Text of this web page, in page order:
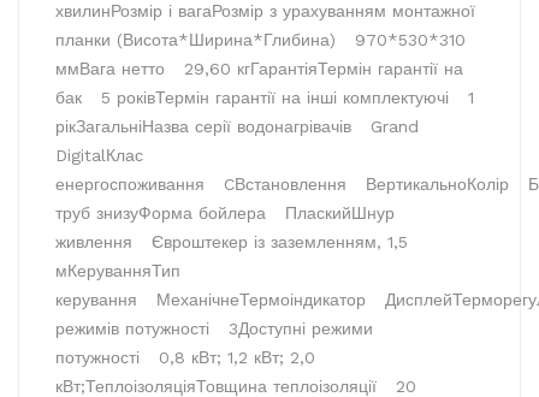
хвилинРозмір і вагаРозмір з урахуванням монтажної
планки (Висота*Ширина*Глибина)
970*530*310
ммВага нетто 29,60 кгГарантіяТермін гарантії на
бак
5 роківТермін гарантії на інші комплектуючі
1
рікЗагальніНазва серії водонагрівачів
Grand
DigitalКлас
енергоспоживання
CВстановлення ВертикальноКолір
труб знизуФорма бойлера ПласкийШнур
живлення
Євроштекер із заземленням, 1,5
мКеруванняТип
керування
МеханічнеТермоіндикатор Дисплей
режимів потужності
3Доступні режими
потужності
0,8 кВт; 1,2 кВт; 2,0
кВт;ТеплоізоляціяТовщина теплоізоляції
20